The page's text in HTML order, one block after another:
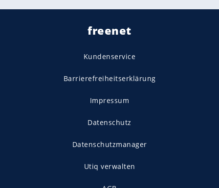
freenet
Kundenservice
Barrierefreiheitserklärung
Impressum
Datenschutz
Datenschutzmanager
Utiq verwalten